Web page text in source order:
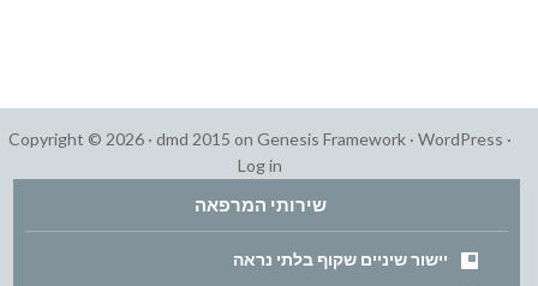
Copyright © 2026 · dmd 2015 on Genesis Framework · WordPress ·
Log in
שירותי המרפאה
יישור שיניים שקוף בלתי נראה